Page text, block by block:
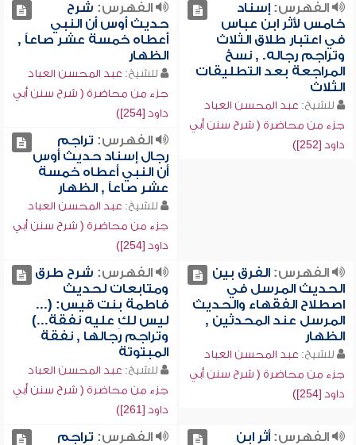
الفهرس:إسناد
خامس لأثر ابن عباس
في اعتبار طلاق الثلاث
وتراجم رجاله. , نسخ
المراجعة بعد التطليقات
الثلاث
للشيخ: عبد المحسن العباد
جزء من محاضرة ( شرح سنن أبي
داود [252])
الفهرس: شرح
حديث أوس أن النبي
أعطاه خمسة عشر صاعاً ,
الظهار
للشيخ: عبد المحسن العباد
جزء من محاضرة ( شرح سنن أبي
داود [254])
الفهرس: تراجم
رجال إسناد حديث أوس
أن النبي أعطاه خمسة
عشر صاعاً , الظهار
للشيخ: عبد المحسن العباد
جزء من محاضرة ( شرح سنن أبي
داود [254])
الفهرس:الفرق بين
الحديث المرسل في
اصطلاح الفقهاء والحديث
المرسل عند المحدثين ,
الظهار
للشيخ: عبد المحسن العباد
جزء من محاضرة ( شرح سنن أبي
داود [254])
الفهرس: شرح طرق
ومتابعات لحديث
فاطمة بنت قيس: (...
ليس لكِ عليه نفقة...)
وتراجم رجالها , نفقة
المبتوتة
للشيخ: عبد المحسن العباد
جزء من محاضرة ( شرح سنن أبي
داود [261])
الفهرس:أثر ابن
الفهرس: تراجم